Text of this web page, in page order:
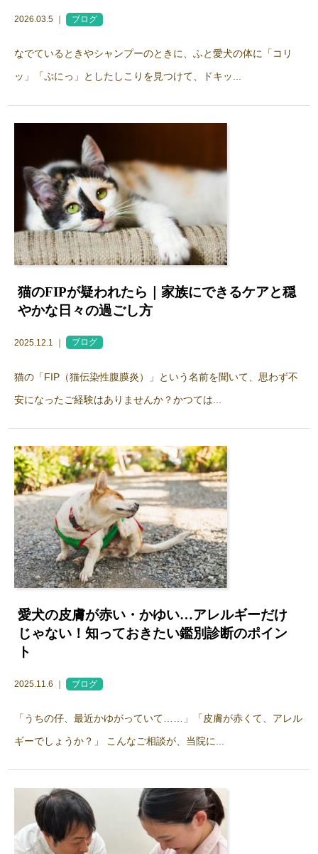
2026.03.5 ｜ ブログ
なでているときやシャンプーのときに、ふと愛犬の体に「コリ
ッ」「ぷにっ」としたしこりを見つけて、ドキッ...
猫のFIPが疑われたら｜家族にできるケアと穏
やかな日々の過ごし方
2025.12.1 ｜ ブログ
猫の「FIP（猫伝染性腹膜炎）」という名前を聞いて、思わず不
安になったご経験はありませんか？かつては...
愛犬の皮膚が赤い・かゆい…アレルギーだけ
じゃない！知っておきたい鑑別診断のポイン
ト
2025.11.6 ｜ ブログ
「うちの仔、最近かゆがっていて……」「皮膚が赤くて、アレル
ギーでしょうか？」 こんなご相談が、当院に...